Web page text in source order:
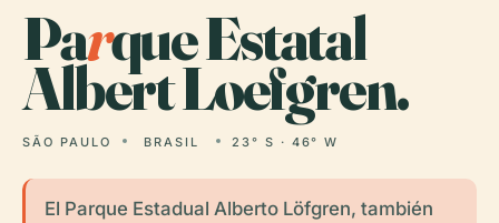
Parque Estatal
Albert Loefgren.
SÃO PAULO BRASIL 23° S · 46° W
El Parque Estadual Alberto Löfgren, también